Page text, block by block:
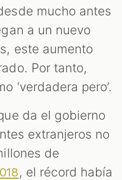
mucho antes
a un nuevo
este aumento
Por tanto,
‘verdadera pero’.
da el gobierno
extranjeros no
de
, el récord había